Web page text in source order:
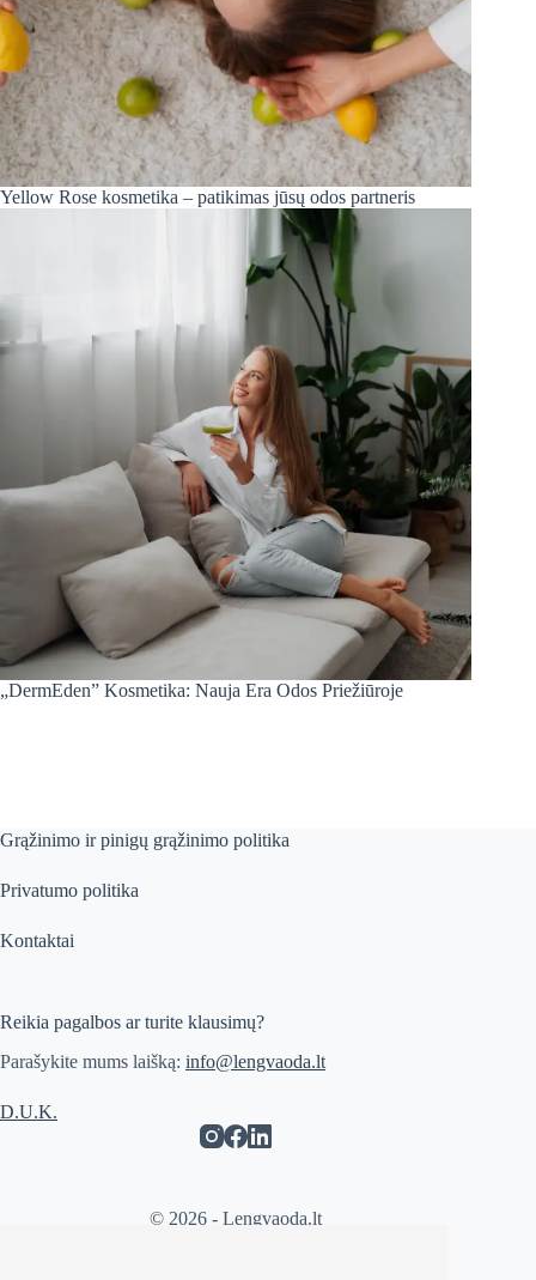
Yellow Rose kosmetika – patikimas jūsų odos partneris
„DermEden” Kosmetika: Nauja Era Odos Priežiūroje
Grąžinimo ir pinigų grąžinimo politika
Privatumo politika
Kontaktai
Reikia pagalbos ar turite klausimų?
Parašykite mums laišką: info@lengvaoda.lt
D.U.K.
© 2026 - Lengvaoda.lt